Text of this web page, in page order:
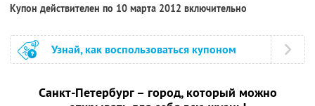
Купон действителен по 10 марта 2012 включительно
Узнай, как воспользоваться купоном
Санкт-Петербург – город, который можно